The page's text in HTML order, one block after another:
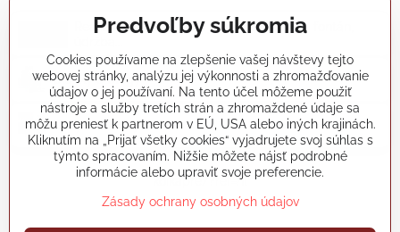
Realizácie záhradných jazierok, bazénov, fontán,
Články a blogy
Rady a návody
koikapre/?ref=hl
Predvoľby súkromia
Cookies používame na zlepšenie vašej návštevy tejto
webovej stránky, analýzu jej výkonnosti a zhromažďovanie
údajov o jej používaní. Na tento účel môžeme použiť
nástroje a služby tretích strán a zhromaždené údaje sa
môžu preniesť k partnerom v EÚ, USA alebo iných krajinách.
Kliknutím na „Prijať všetky cookies“ vyjadrujete svoj súhlas s
týmto spracovaním. Nižšie môžete nájsť podrobné
informácie alebo upraviť svoje preferencie.
Zásady ochrany osobných údajov